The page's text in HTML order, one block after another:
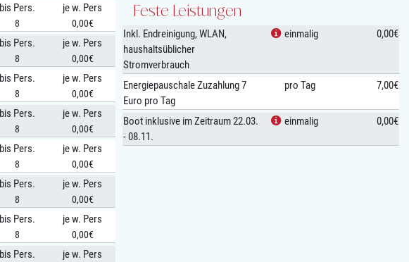
bis Pers. je w. Pers
8 0,00€
bis Pers. je w. Pers
8 0,00€
bis Pers. je w. Pers
8 0,00€
bis Pers. je w. Pers
8 0,00€
bis Pers. je w. Pers
8 0,00€
bis Pers. je w. Pers
8 0,00€
bis Pers. je w. Pers
8 0,00€
bis Pers. je w. Pers
Feste Leistungen
Inkl. Endreinigung, WLAN,
haushaltsüblicher
Stromverbrauch
einmalig 0,00€
Energiepauschale Zuzahlung 7
Euro pro Tag
pro Tag 7,00€
Boot inklusive im Zeitraum 22.03.
- 08.11.
einmalig 0,00€